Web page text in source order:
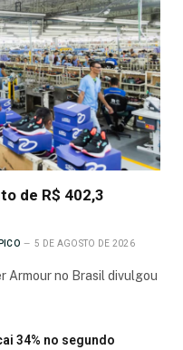
de R$ 402,3
5 DE AGOSTO DE 2026
Armour no Brasil divulgou
34% no segundo